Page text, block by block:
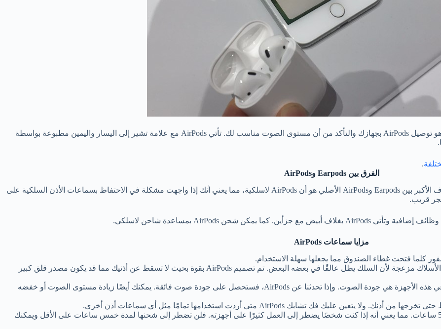
، فإن أول ما عليك فعله هو توصيل AirPods بجهازك والتأكد من أن مستوى الصوت مناسب لك. تأتي AirPods مع علامة تشير إلى اليسار واليمين مطبوعة بواسطة
.
الفرق بينEarpods وAirPods
لقد قام العديد من الأشخاص بالخلط بين Earpods وAirPods، لكن الاختلاف الأكبر بين Earpods وAirPods الأصلي هو أن AirPods لاسلكية، مما يعني أنك إذا واجهت مشكلة في الاحتفاظ بسماعات الأذن السلكية على
مزايا سماعات AirPods
كلما فتحت غطاء الصندوق مما يجعلها سهلة الاستخدام.
تتمثل إحدى أكبر مزايا AirPods في أنها لاسلكية، ويمكن أن تكون الأسلاك مزعجة لأن السلك يظل عالقًا في بعضه البعض. تم تصميم AirPods بقوة بحيث لا تسقط عن أذنيك مما قد يكون مصدر قلق كبير
المواصفات الأخرى التي يقوم الكثير من الأشخاص بالتحقق منها في هذه الأجهزة هي جودة الصوت. وإذا تحدثنا عن AirPods، فستحصل على جودة صوت فائقة. يمكنك أيضًا زيادة مستوى الصوت أو خفضه
تأتي AirPods مع ضمان وتضمن أيضًا عمر بطارية ممتد يصل إلى 5 ساعات. مما يعني أنه إذا كنت شخصًا يضطر إلى العمل كثيرًا على أجهزته. فلن تضطر إلى شحنها لمدة خمس ساعات على الأقل ويمكنك